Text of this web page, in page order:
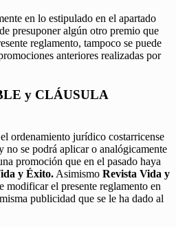
en lo estipulado en el apartado
presuponer algún otro premio que
reglamento, tampoco se puede
anteriores realizadas por
y CLÁUSULA
ordenamiento jurídico costarricense
no se podrá aplicar o analógicamente
promoción que en el pasado haya
y Éxito. Asimismo Revista Vida y
modificar el presente reglamento en
publicidad que se le ha dado al